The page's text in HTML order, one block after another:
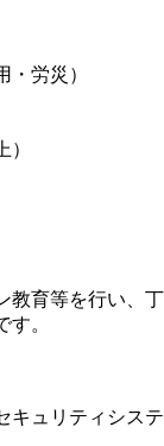
労災）
教育等を行い、丁
。
キュリティシステ